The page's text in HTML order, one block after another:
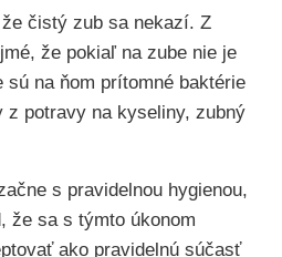
čistý zub sa nekazí. Z
že pokiaľ na zube nie je
na ňom prítomné baktérie
z potravy na kyseliny, zubný
s pravidelnou hygienou,
že sa s týmto úkonom
ako pravidelnú súčasť